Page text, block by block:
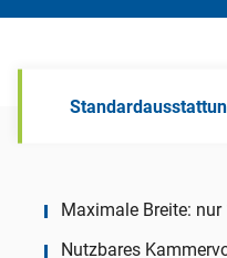
Maximale Breite:
Nutzbares